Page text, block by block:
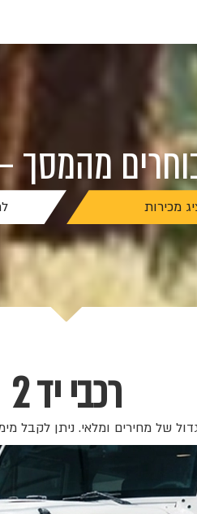
מהמסך
מכירות
רכבי יד 2
של מחירים ומלאי. ניתן לקבל